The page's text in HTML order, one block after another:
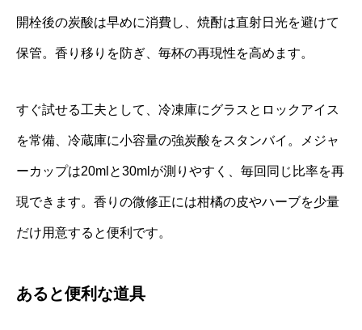
開栓後の炭酸は早めに消費し、焼酎は直射日光を避けて
保管。香り移りを防ぎ、毎杯の再現性を高めます。
すぐ試せる工夫として、冷凍庫にグラスとロックアイス
を常備、冷蔵庫に小容量の強炭酸をスタンバイ。メジャ
ーカップは20mlと30mlが測りやすく、毎回同じ比率を再
現できます。香りの微修正には柑橘の皮やハーブを少量
だけ用意すると便利です。
あると便利な道具